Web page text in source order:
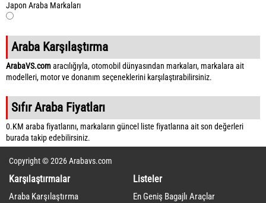
Japon Araba Markaları
Araba Karşılaştırma
ArabaVS.comaracılığıyla, otomobil dünyasından markaları, markalara ait
modelleri, motor ve donanım seçeneklerini karşılaştırabilirsiniz.
Sıfır Araba Fiyatları
0.KM araba fiyatlarını, markaların güncel liste fiyatlarına ait son değerleri
burada takip edebilirsiniz.
Copyright © 2026 Arabavs.com
Karşılaştırmalar
Araba Karşılaştırma
Listeler
En Geniş Bagajlı Araçlar